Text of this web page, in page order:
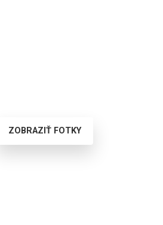
ZOBRAZIŤ FOTKY